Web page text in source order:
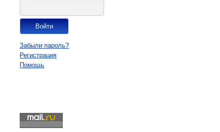
Забыли пароль?
Регистрация
Помощь